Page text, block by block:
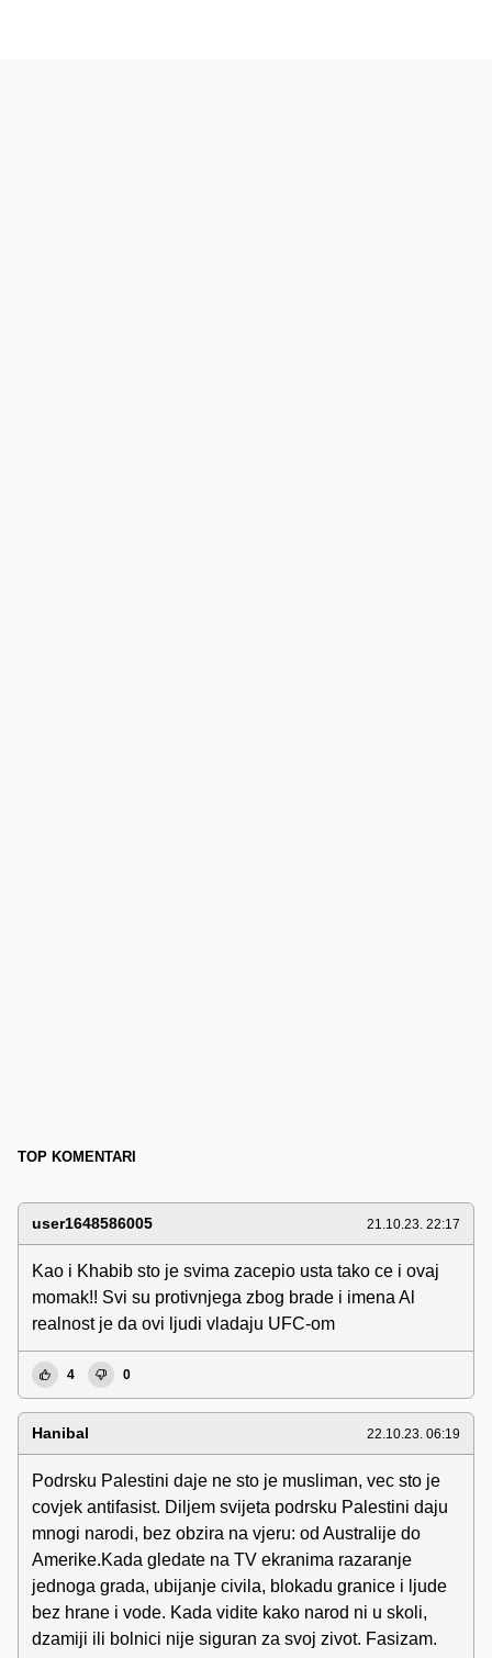
TOP KOMENTARI
user1648586005 21.10.23. 22:17
Kao i Khabib sto je svima zacepio usta tako ce i ovaj
momak!! Svi su protivnjega zbog brade i imena Al
realnost je da ovi ljudi vladaju UFC-om
4 0
Hanibal 22.10.23. 06:19
Podrsku Palestini daje ne sto je musliman, vec sto je
covjek antifasist. Diljem svijeta podrsku Palestini daju
mnogi narodi, bez obzira na vjeru: od Australije do
Amerike.Kada gledate na TV ekranima razaranje
jednoga grada, ubijanje civila, blokadu granice i ljude
bez hrane i vode. Kada vidite kako narod ni u skoli,
dzamiji ili bolnici nije siguran za svoj zivot. Fasizam.